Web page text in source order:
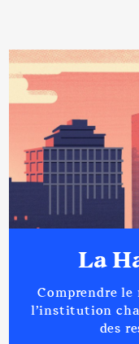
La
Comprendre
l’institution
des